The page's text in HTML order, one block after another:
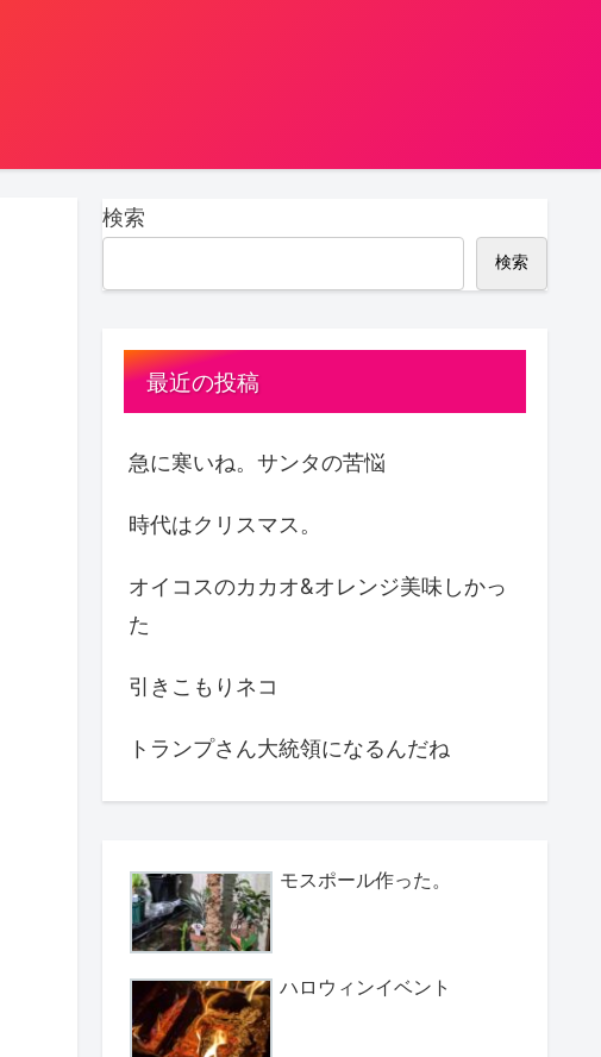
検索
検索
最近の投稿
急に寒いね。サンタの苦悩
時代はクリスマス。
オイコスのカカオ&オレンジ美味しかっ
た
引きこもりネコ
トランプさん大統領になるんだね
モスポール作った。
ハロウィンイベント